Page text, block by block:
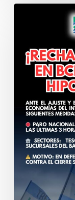
Tesoros
Regionales
del